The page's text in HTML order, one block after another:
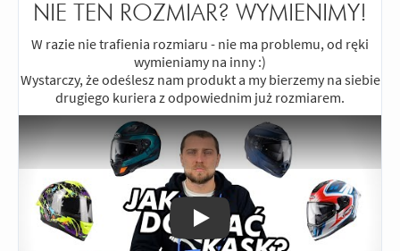
NIE TEN ROZMIAR? WYMIENIMY!
W razie nie trafienia rozmiaru - nie ma problemu, od ręki
wymieniamy na inny :)
Wystarczy, że odeślesz nam produkt a my bierzemy na siebie
drugiego kuriera z odpowiednim już rozmiarem.
Odtwórz